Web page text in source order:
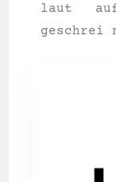
laut
geschrei